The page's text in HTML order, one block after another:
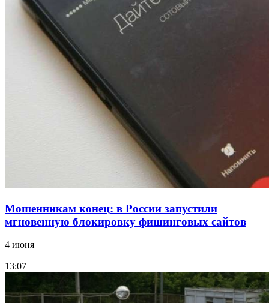
12:39
Сладкий праздник в Волгограде: в Центральном
парке прошёл фестиваль „Арбузный переполох“
Волгоградские компании нарастили экспорт:
заключены контракты на 3,6 млн долларов
Мошенникам конец: в России запустили
мгновенную блокировку фишинговых сайтов
4 июня
13:07